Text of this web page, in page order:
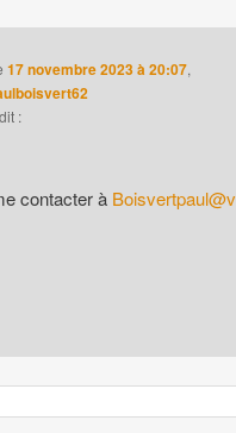
17 novembre 2023 à 20:07,
:
contacter à